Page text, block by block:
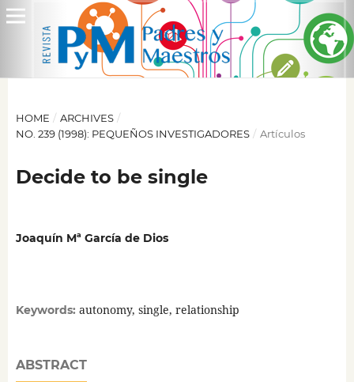
HOME / ARCHIVES /
NO. 239 (1998): PEQUEÑOS INVESTIGADORES / Artículos
Decide to be single
Joaquín Mª García de Dios
Keywords: autonomy, single, relationship
ABSTRACT